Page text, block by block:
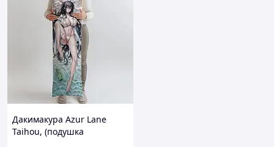
Дакимакура Azur Lane
Taihou, (подушка